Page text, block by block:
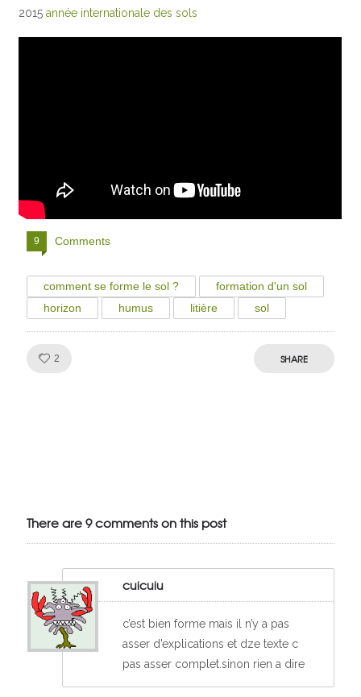
2015année internationale des sols
9 Comments
comment se forme le sol ?
formation d'un sol
horizon
humus litière sol
2 SHARE
There are 9 comments on this post
cuicuiu
c’est bien forme mais il n’y a pas
asser d’explications et dze texte c
pas asser complet.sinon rien a dire